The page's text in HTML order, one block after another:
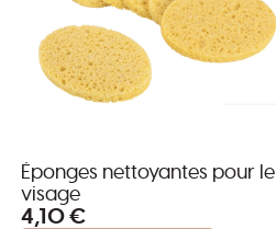
Éponges nettoyantes pour le
visage
4,10 €